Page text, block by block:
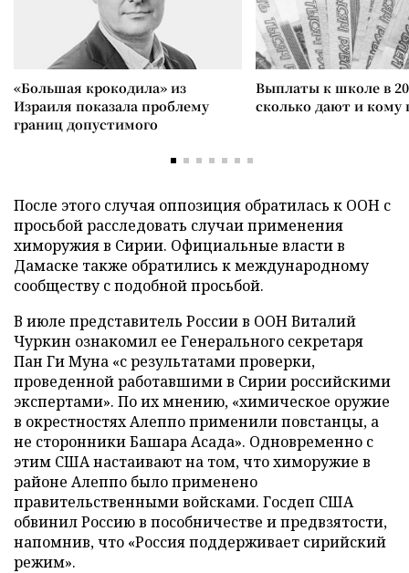
«Большая крокодила» из
Израиля показала проблему
границ допустимого
Выплаты к школе в
сколько дают и
После этого случая оппозиция обратилась к ООН с
просьбой расследовать случаи применения
химоружия в Сирии. Официальные власти в
Дамаске также обратились к международному
сообществу с подобной просьбой.
В июле представитель России в ООН Виталий
Чуркин ознакомил ее Генерального секретаря
Пан Ги Муна «с результатами проверки,
проведенной работавшими в Сирии российскими
экспертами». По их мнению, «химическое оружие
в окрестностях Алеппо применили повстанцы, а
не сторонники Башара Асада». Одновременно с
этим США настаивают на том, что химоружие в
районе Алеппо было применено
правительственными войсками. Госдеп США
обвинил Россию в пособничестве и предвзятости,
напомнив, что «Россия поддерживает сирийский
режим».